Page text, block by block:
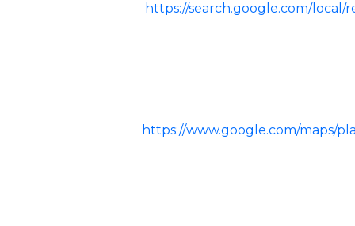
https://search.google.com/local/
https://www.google.com/maps/